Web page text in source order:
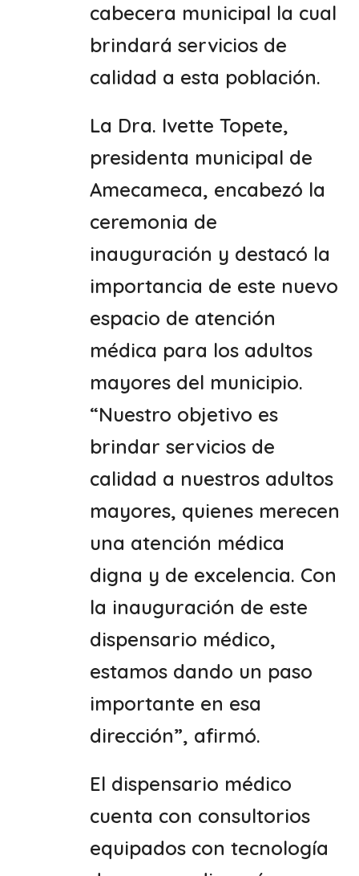
cabecera municipal la cual
brindará servicios de
calidad a esta población.
La Dra. Ivette Topete,
presidenta municipal de
Amecameca, encabezó la
ceremonia de
inauguración y destacó la
importancia de este nuevo
espacio de atención
médica para los adultos
mayores del municipio.
“Nuestro objetivo es
brindar servicios de
calidad a nuestros adultos
mayores, quienes merecen
una atención médica
digna y de excelencia. Con
la inauguración de este
dispensario médico,
estamos dando un paso
importante en esa
dirección”, afirmó.
El dispensario médico
cuenta con consultorios
equipados con tecnología